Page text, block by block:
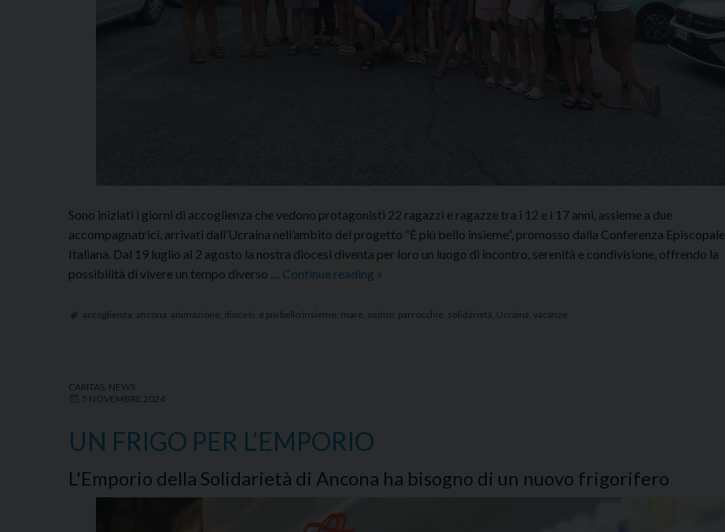
Sono iniziati i giorni di accoglienza che vedono protagonisti 22 ragazzi e ragazze tra i 12 e i 17 anni, assieme a due
accompagnatrici, arrivati dall’Ucraina nell’ambito del progetto “È più bello insieme”, promosso dalla Conferenza Episcopale
Italiana. Dal 19 luglio al 2 agosto la nostra diocesi diventa per loro un luogo di incontro, serenità e condivisione, offrendo la
possibilità di vivere un tempo diverso … Continue reading È
BELLO
»
accoglienza ancona animazione diocesi è più bello insieme mare osimo parrocchie solidarietà Ucraina vacanze
CARITAS NEWS
5 NOVEMBRE 2024
UN FRIGO PER L’EMPORIO
L'Emporio della Solidarietà di Ancona ha bisogno di un nuovo frigorifero